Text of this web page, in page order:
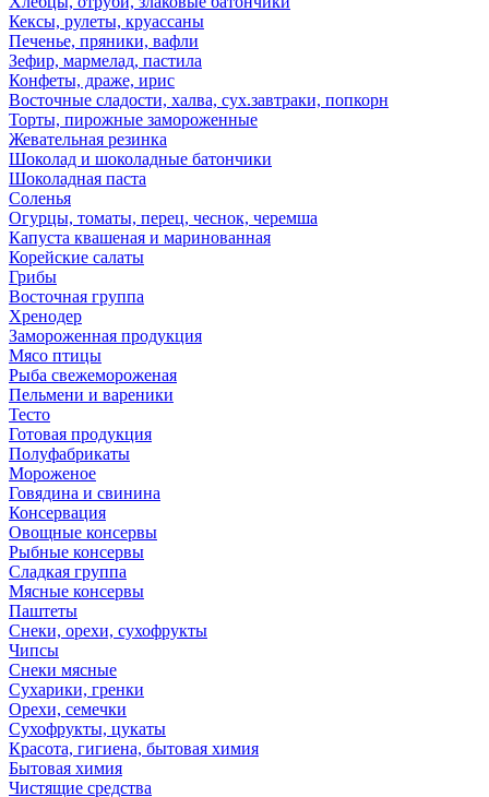
Кексы, рулеты, круассаны
Печенье, пряники, вафли
Зефир, мармелад, пастила
Конфеты, драже, ирис
Восточные сладости, халва, сух.завтраки, попкорн
Торты, пирожные замороженные
Жевательная резинка
Шоколад и шоколадные батончики
Шоколадная паста
Соленья
Огурцы, томаты, перец, чеснок, черемша
Капуста квашеная и маринованная
Корейские салаты
Грибы
Восточная группа
Хренодер
Замороженная продукция
Мясо птицы
Рыба свежемороженая
Пельмени и вареники
Тесто
Готовая продукция
Полуфабрикаты
Мороженое
Говядина и свинина
Консервация
Овощные консервы
Рыбные консервы
Сладкая группа
Мясные консервы
Паштеты
Снеки, орехи, сухофрукты
Чипсы
Снеки мясные
Сухарики, гренки
Орехи, семечки
Сухофрукты, цукаты
Красота, гигиена, бытовая химия
Бытовая химия
Чистящие средства